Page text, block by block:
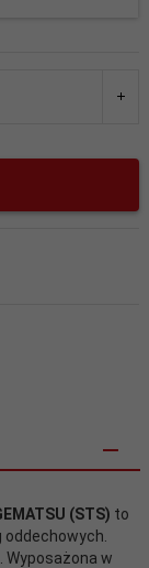
(STS) to
. Wyposażona w